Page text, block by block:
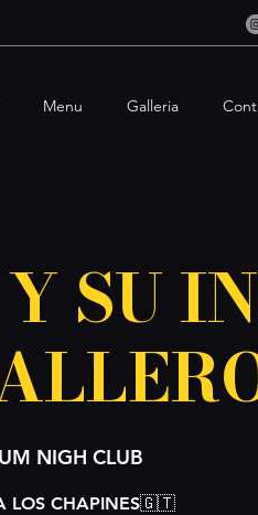
Menu Galleria
SU
NIGH CLUB
LOS CHAPINES🇬🇹